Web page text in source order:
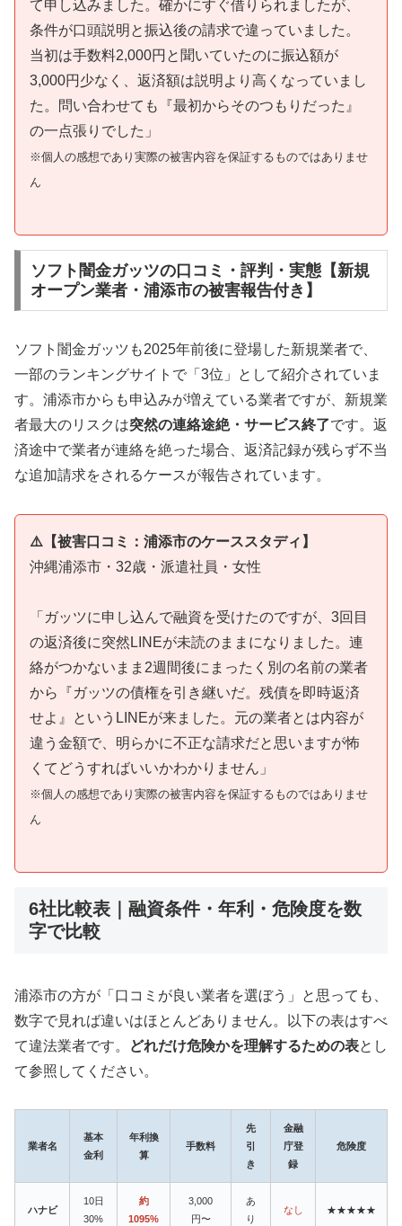
て申し込みました。確かにすぐ借りられましたが、
条件が口頭説明と振込後の請求で違っていました。
当初は手数料2,000円と聞いていたのに振込額が
3,000円少なく、返済額は説明より高くなっていまし
た。問い合わせても『最初からそのつもりだった』
の一点張りでした」
※個人の感想であり実際の被害内容を保証するものではありませ
ん
ソフト闇金ガッツの口コミ・評判・実態【新規
オープン業者・浦添市の被害報告付き】
ソフト闇金ガッツも2025年前後に登場した新規業者で、
一部のランキングサイトで「3位」として紹介されていま
す。浦添市からも申込みが増えている業者ですが、新規業
者最大のリスクは突然の連絡途絶・サービス終了です。返
済途中で業者が連絡を絶った場合、返済記録が残らず不当
な追加請求をされるケースが報告されています。
⚠️【被害口コミ：浦添市のケーススタディ】
沖縄浦添市・32歳・派遣社員・女性
「ガッツに申し込んで融資を受けたのですが、3回目
の返済後に突然LINEが未読のままになりました。連
絡がつかないまま2週間後にまったく別の名前の業者
から『ガッツの債権を引き継いだ。残債を即時返済
せよ』というLINEが来ました。元の業者とは内容が
違う金額で、明らかに不正な請求だと思いますが怖
くてどうすればいいかわかりません」
※個人の感想であり実際の被害内容を保証するものではありませ
ん
6社比較表｜融資条件・年利・危険度を数
字で比較
浦添市の方が「口コミが良い業者を選ぼう」と思っても、
数字で見れば違いはほとんどありません。以下の表はすべ
て違法業者です。
どれだけ危険かを理解するための表とし
て参照してください。
業者名
基本
金利
年利換
算
手数料
先
引
き
金融
庁登
録
危険度
ハナビ
10日
30%
約
1095%
3,000
円〜
あ
り
なし ★★★★★